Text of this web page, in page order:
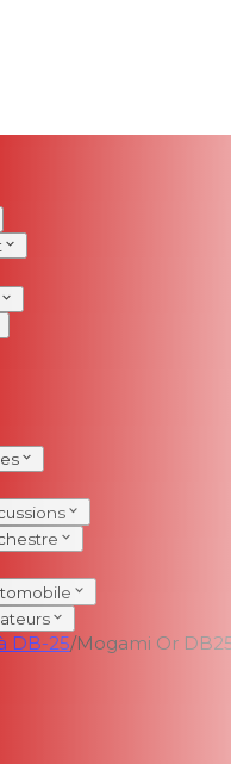
DB-25/Mogami Or